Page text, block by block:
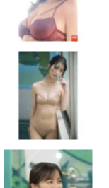
ラマ『雲の階段』